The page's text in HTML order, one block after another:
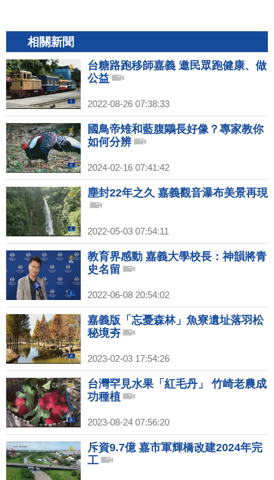
相關新聞
台糖路跑移師嘉義 邀民眾跑健康、做
公益
2022-08-26 07:38:33
國鳥帝雉和藍腹鷴長好像？專家教你
如何分辨
2024-02-16 07:41:42
塵封22年之久 嘉義觀音瀑布美景再現
2022-05-03 07:54:11
教育界感動 嘉義大學校長：神韻將青
史名留
2022-06-08 20:54:02
嘉義版「忘憂森林」魚寮遺址落羽松
秘境夯
2023-02-03 17:54:26
台灣罕見水果「紅毛丹」 竹崎老農成
功種植
2023-08-24 07:56:20
斥資9.7億 嘉市軍輝橋改建2024年完
工